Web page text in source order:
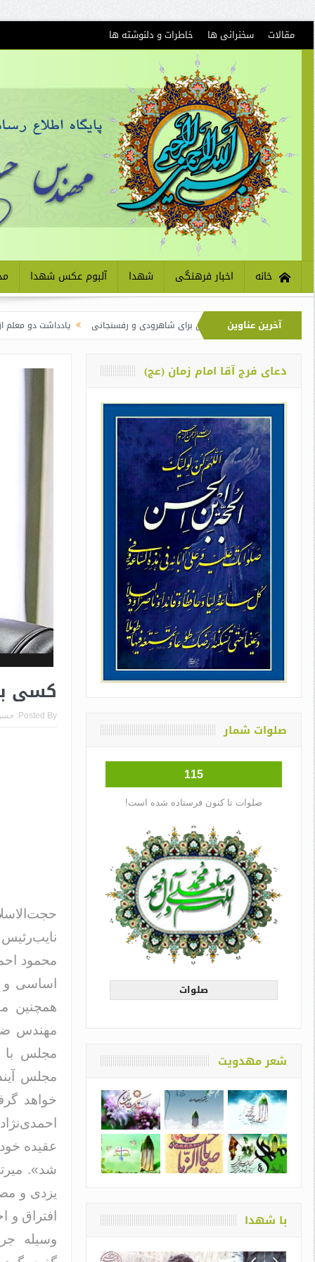
مقالات سخنرانی ها خاطرات و دلنوشته ها
خانه اخبار فرهنگی شهدا آلبوم عکس شهدا
آخرین عناوین
خامنه‌ای برای شاهرودی و رفسنجانی یادداشت دو معلم از اوین درباره‌ی
کسی
Posted By:
محمود
اساسی و
همچنین
مهندس
مجلس با
مجلس
خواهد
عقیده
شد».
یزدی و
افتراق و
وسیله
دعای فرج آقا امام زمان (عج)
صلوات شمار
115
صلوات تا کنون فرستاده شده است!
صلوات
شعر مهدویت
با شهدا